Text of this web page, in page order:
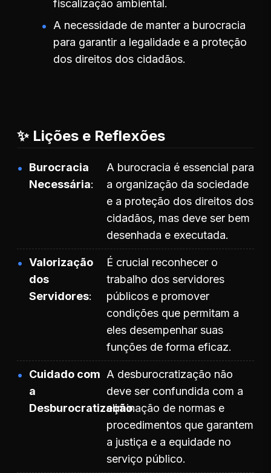
fiscalização ambiental.
A necessidade de manter a burocracia
para garantir a legalidade e a proteção
dos direitos dos cidadãos.
✨ Lições e Reflexões
Burocracia
Necessária
A burocracia é essencial para
a organização da sociedade
e a proteção dos direitos dos
cidadãos, mas deve ser bem
desenhada e executada.
Valorização
dos
Servidores
É crucial reconhecer o
trabalho dos servidores
públicos e promover
condições que permitam a
eles desempenhar suas
funções de forma eficaz.
Cuidado com
a
Desburocratização
A desburocratização não
deve ser confundida com a
eliminação de normas e
procedimentos que garantem
a justiça e a equidade no
serviço público.